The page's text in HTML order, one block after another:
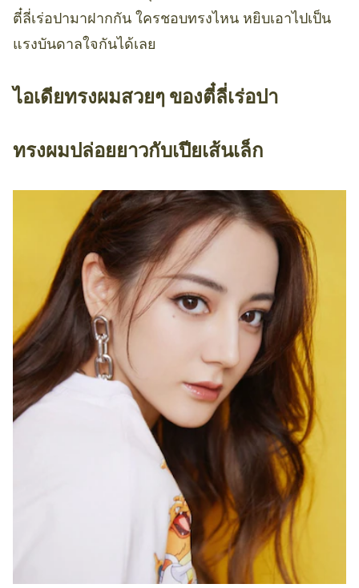
ตี๋ลี่เร่อปามาฝากกัน ใครชอบทรงไหน หยิบเอาไปเป็น
แรงบันดาลใจกันได้เลย
ไอเดียทรงผมสวยๆ ของตี๋ลี่เร่อปา
ทรงผมปล่อยยาวกับเปียเส้นเล็ก